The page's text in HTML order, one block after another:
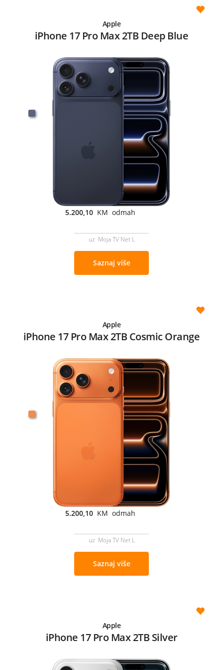
Apple
iPhone 17 Pro Max 2TB Deep Blue
5.200,10 KM odmah
uz Moja TV Net L
Saznaj više
Apple
iPhone 17 Pro Max 2TB Cosmic Orange
5.200,10 KM odmah
uz Moja TV Net L
Saznaj više
Apple
iPhone 17 Pro Max 2TB Silver